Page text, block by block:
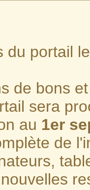
du portail
de bons
sera
au 1er
de